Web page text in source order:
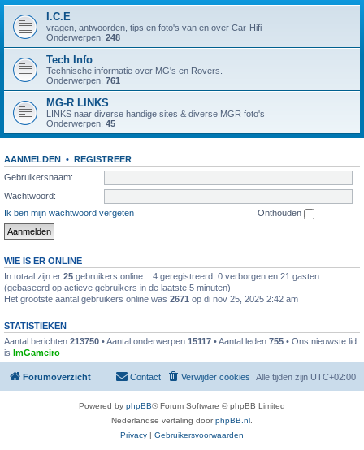
I.C.E
vragen, antwoorden, tips en foto's van en over Car-Hifi
Onderwerpen: 248
Tech Info
Technische informatie over MG's en Rovers.
Onderwerpen: 761
MG-R LINKS
LINKS naar diverse handige sites & diverse MGR foto's
Onderwerpen: 45
AANMELDEN • REGISTREER
Gebruikersnaam:
Wachtwoord:
Ik ben mijn wachtwoord vergeten
Onthouden
WIE IS ER ONLINE
In totaal zijn er 25 gebruikers online :: 4 geregistreerd, 0 verborgen en 21 gasten
(gebaseerd op actieve gebruikers in de laatste 5 minuten)
Het grootste aantal gebruikers online was 2671 op di nov 25, 2025 2:42 am
STATISTIEKEN
Aantal berichten 213750 • Aantal onderwerpen 15117 • Aantal leden 755 • Ons nieuwste lid
is ImGameiro
Forumoverzicht Alle tijden zijn UTC+02:00
Verwijder cookies
Contact
Powered by phpBB® Forum Software © phpBB Limited
Nederlandse vertaling doorphpBB.nl
Privacy | Gebruikersvoorwaarden